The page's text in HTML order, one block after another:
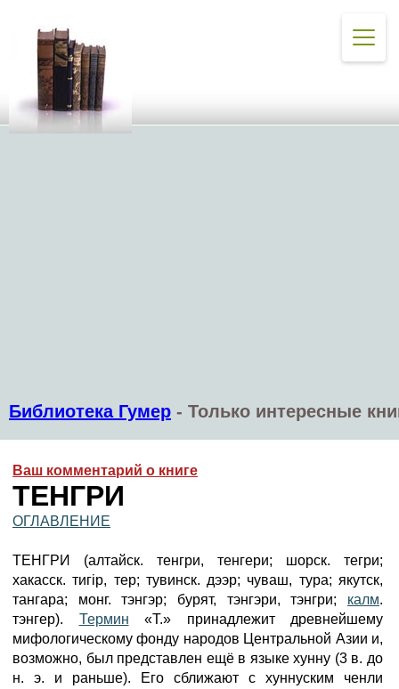
Библиотека Гумер - Только интересные
Ваш комментарий о книге
ТЕНГРИ
ОГЛАВЛЕНИЕ
ТЕНГРИ (алтайск. тенгри, тенгери; шорск. тегри;
хакасск. тигiр, тер; тувинск. дээр; чуваш, тура; якутск,
тангара; монг. тэнгэр; бурят, тэнгэри, тэнгри; калм.
тэнгер). Термин «Т.» принадлежит древнейшему
мифологическому фонду народов Центральной Азии и,
возможно, был представлен ещё в языке хунну (3 в. до
н. э. и раньше). Его сближают с хуннуским ченли